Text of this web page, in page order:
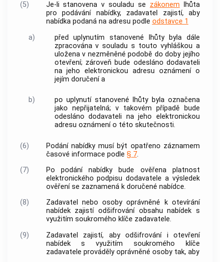
(5)
Je-li stanovena v souladu se zákonem lhůta
pro podávání nabídky, zadavatel zajistí, aby
nabídka podaná na adresu podle odstavce 1
a)
před uplynutím stanovené lhůty byla dále
zpracována v souladu s touto vyhláškou a
uložena v nezměněné podobě do doby jejího
otevření; zároveň bude odesláno dodavateli
na jeho elektronickou adresu oznámení o
jejím doručení a
b)
po uplynutí stanovené lhůty byla označena
jako nepřijatelná; v takovém případě bude
odesláno dodavateli na jeho elektronickou
adresu oznámení o této skutečnosti.
(6)
Podání nabídky musí být opatřeno záznamem
časové informace podle § 7.
(7)
Po podání nabídky bude ověřena platnost
elektronického podpisu dodavatele a výsledek
ověření se zaznamená k doručené nabídce.
(8)
Zadavatel nebo osoby oprávněné k otevírání
nabídek zajistí odšifrování obsahu nabídek s
využitím soukromého klíče zadavatele.
(9)
Zadavatel zajistí, aby odšifrování i otevření
nabídek s využitímsoukromého klíče
zadavatele prováděly oprávněné osoby tak, aby